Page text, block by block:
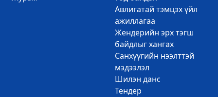
Авлигатай тэмцэх үйл
ажиллагаа
Жендерийн эрх тэгш
байдлыг хангах
Санхүүгийн нээлттэй
мэдээлэл
Шилэн данс
Тендер